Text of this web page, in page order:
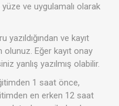
ve uygulamalı olarak
yazıldığından ve kayıt
olunuz. Eğer kayıt onay
yanlış yazılmış olabilir.
1 saat önce,
en erken 12 saat